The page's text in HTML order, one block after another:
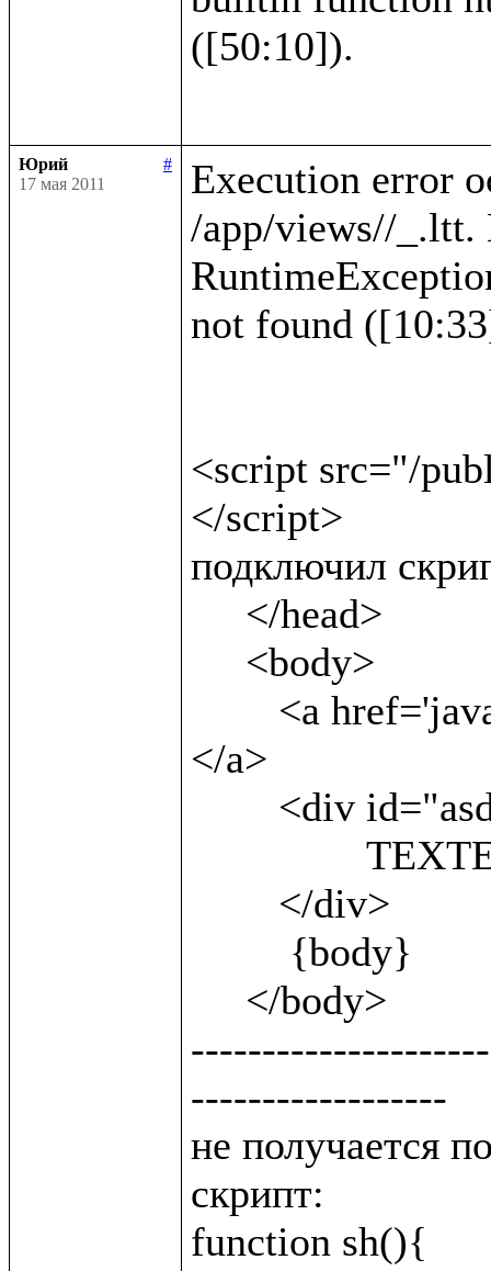
([50:10]).
Юрий
#
17 мая 2011
Execution error
/app/views//_.ltt.
not found
<script src="/
</script>
подключил
</a>
------------------
не получается
скрипт:
function sh(){